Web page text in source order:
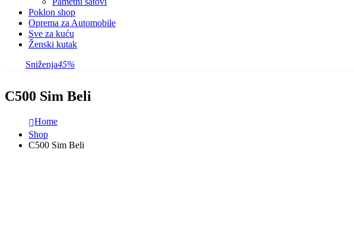
Poklon shop
Oprema za Automobile
Sve za kuću
Ženski kutak
Sniženja45%
C500 Sim Beli
Home
Shop
C500 Sim Beli